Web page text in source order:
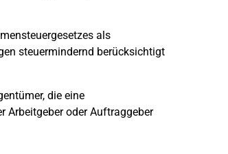
als
steuermindernd berücksichtigt
die eine
Arbeitgeber oder Auftraggeber